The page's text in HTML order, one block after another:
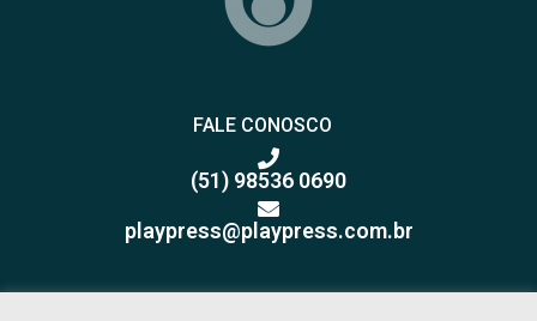
FALE CONOSCO
(51) 98536 0690
playpress@playpress.com.br